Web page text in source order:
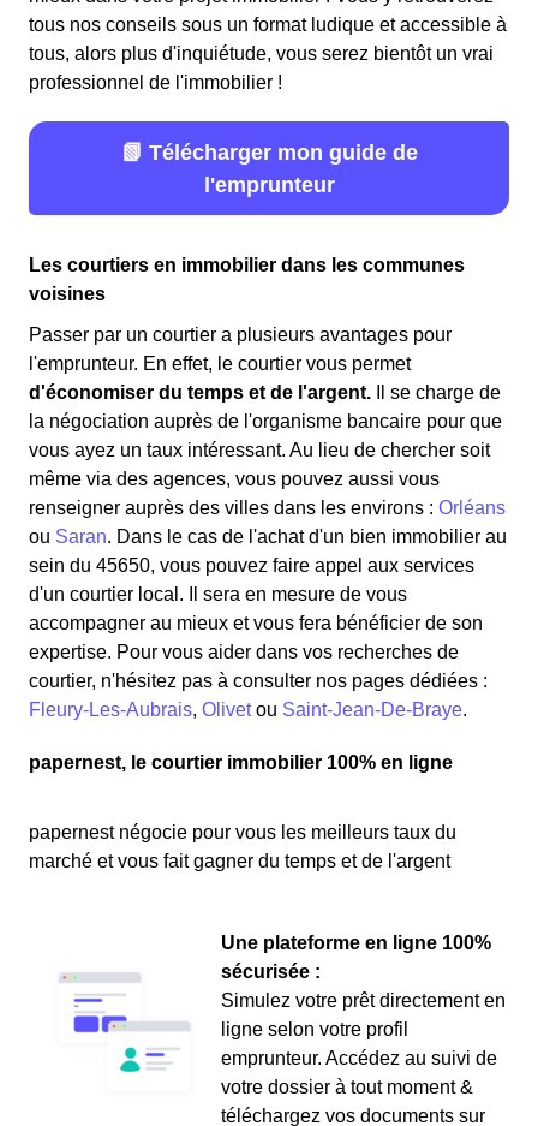
tous nos conseils sous un format ludique et accessible à
tous, alors plus d'inquiétude, vous serez bientôt un vrai
professionnel de l'immobilier !
📗 Télécharger mon guide de
l'emprunteur
Les courtiers en immobilier dans les communes
voisines
Passer par un courtier a plusieurs avantages pour
l'emprunteur. En effet, le courtier vous permet
d'économiser du temps et de l'argent.
Il se charge de
la négociation auprès de l'organisme bancaire pour que
vous ayez un taux intéressant. Au lieu de chercher soit
même via des agences, vous pouvez aussi vous
renseigner auprès des villes dans les environs : Orléans
ou Saran. Dans le cas de l'achat d'un bien immobilier au
sein du 45650, vous pouvez faire appel aux services
d'un courtier local. Il sera en mesure de vous
accompagner au mieux et vous fera bénéficier de son
expertise. Pour vous aider dans vos recherches de
courtier, n'hésitez pas à consulter nos pages dédiées :
Fleury-Les-Aubrais, Olivetou Saint-Jean-De-Braye.
papernest, le courtier immobilier 100% en ligne
papernest négocie pour vous les meilleurs taux du
marché et vous fait gagner du temps et de l'argent
Une plateforme en ligne 100%
sécurisée :
Simulez votre prêt directement en
ligne selon votre profil
emprunteur. Accédez au suivi de
votre dossier à tout moment &
téléchargez vos documents sur